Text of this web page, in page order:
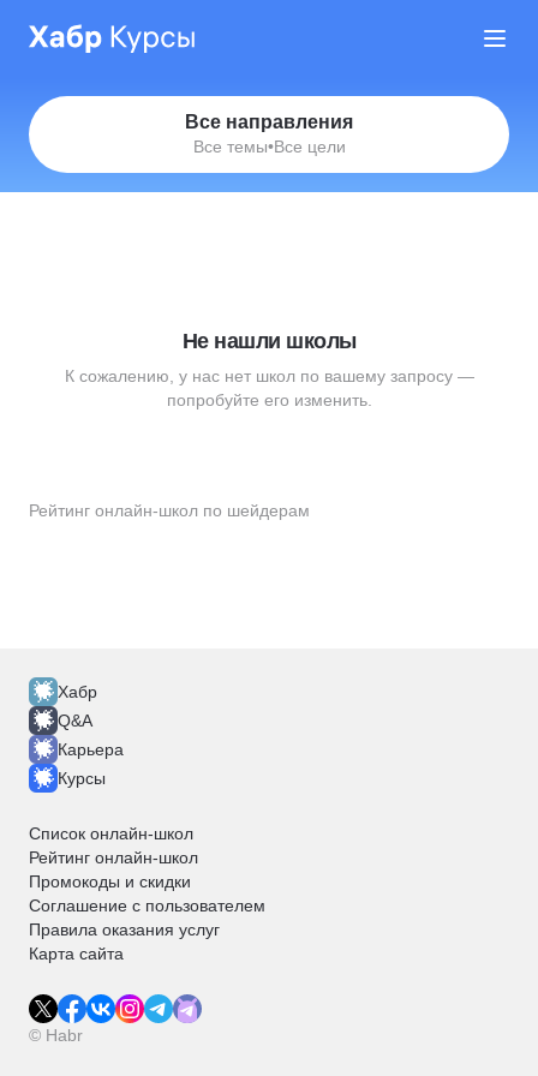
Все направления
Все темы•Все цели
Рейтинг онлайн-школ по шейдерам
Не нашли школы
К сожалению, у нас нет школ по вашему запросу —
попробуйте его изменить.
Хабр
Q&A
Карьера
Курсы
Список онлайн-школ
Рейтинг онлайн-школ
Промокоды и скидки
Соглашение с пользователем
Правила оказания услуг
Карта сайта
© Habr